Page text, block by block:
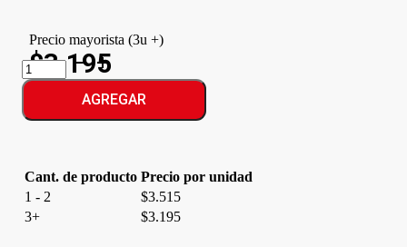
Precio mayorista (3u +)
$3.195
PROFUGO
VINO
ESPECIAS
CAB.SUAVIG
cantidad
AGREGAR
Cant. de producto Precio por unidad
1 - 2
$3.515
3+
$3.195